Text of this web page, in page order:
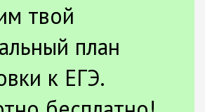
твой
план
к ЕГЭ.